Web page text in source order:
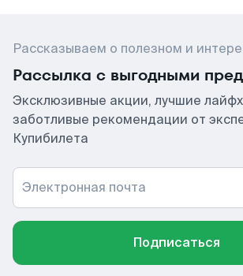
Рассказываем о полезном и
Рассылка с выгодными
Эксклюзивные акции, лучшие
заботливые рекомендации от
Купибилета
Электронная почта
Подписаться